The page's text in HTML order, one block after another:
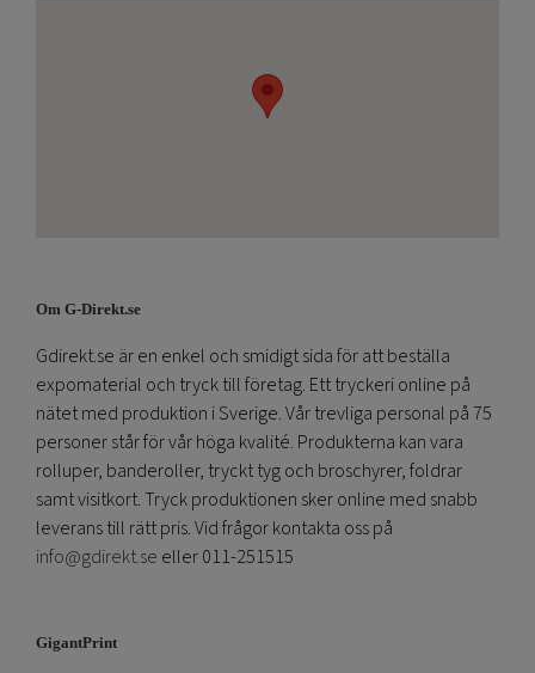
Om G-Direkt.se
Gdirekt.se är en enkel och smidigt sida för att beställa
expomaterial och tryck till företag. Ett tryckeri online på
nätet med produktion i Sverige. Vår trevliga personal på 75
personer står för vår höga kvalité. Produkterna kan vara
rolluper, banderoller, tryckt tyg och broschyrer, foldrar
samt visitkort. Tryck produktionen sker online med snabb
leverans till rätt pris. Vid frågor kontakta oss på
info@gdirekt.se eller 011-251515
GigantPrint